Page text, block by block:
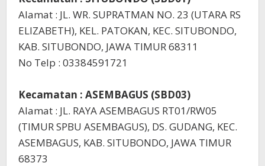
Alamat : JL. WR. SUPRATMAN NO. 23 (UTARA RS
ELIZABETH), KEL. PATOKAN, KEC. SITUBONDO,
KAB. SITUBONDO, JAWA TIMUR 68311
No Telp : 03384591721
Kecamatan : ASEMBAGUS (SBD03)
Alamat : JL. RAYA ASEMBAGUS RT01/RW05
(TIMUR SPBU ASEMBAGUS), DS. GUDANG, KEC.
ASEMBAGUS, KAB. SITUBONDO, JAWA TIMUR
68373